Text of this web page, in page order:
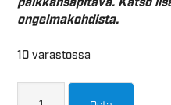
ongelmakohdista.
10 varastossa